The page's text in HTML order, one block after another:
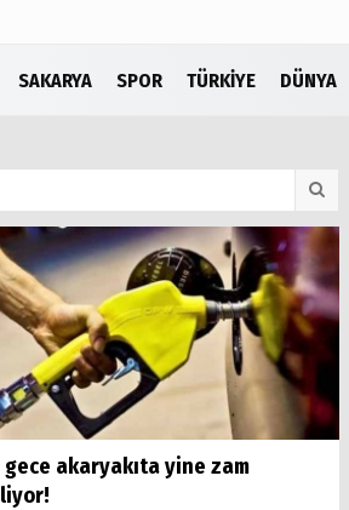
SAKARYA SPOR TÜRKIYE DÜNYA
Foto Galeri
Etkinlikler
gece akaryakıta yine zam